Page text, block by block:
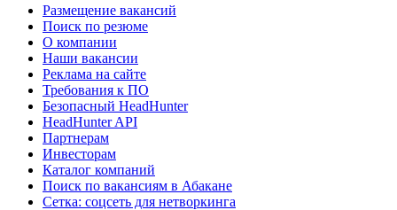
Размещение вакансий
Поиск по резюме
О компании
Наши вакансии
Реклама на сайте
Требования к ПО
Безопасный HeadHunter
HeadHunter API
Партнерам
Инвесторам
Каталог компаний
Поиск по вакансиям в Абакане
Сетка: соцсеть для нетворкинга